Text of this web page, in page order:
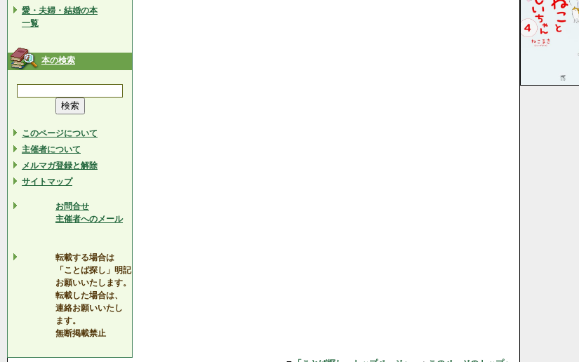
愛・夫婦・結婚の本
一覧
本の検索
このページについて
主催者について
メルマガ登録と解除
サイトマップ
お問合せ
主催者へのメール
転載する場合は
「ことば探し」明記
お願いいたします。
転載した場合は、
連絡お願いいたし
ます。
無断掲載禁止